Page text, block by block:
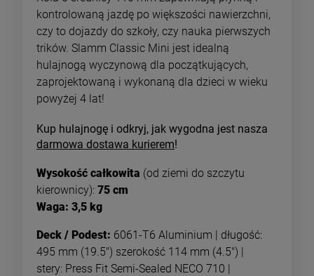
kontrolowaną jazdę po większości nawierzchni,
czy to dojazdy do szkoły, czy nauka pierwszych
trików. Slamm Classic Mini jest idealną
hulajnogą wyczynową dla początkujących,
zaprojektowaną i wykonaną dla dzieci w wieku
powyżej 4 lat!
Kup hulajnogę i odkryj, jak wygodna jest nasza
darmowa dostawa kurierem!
Wysokość całkowita (od ziemi do szczytu
kierownicy): 75 cm
Waga: 3,5 kg
Deck / Podest: 6061-T6 Aluminium | długość:
495 mm (19.5") szerokość 114 mm (4.5") |
stery: Press Fit Semi-Sealed NECO 710 |